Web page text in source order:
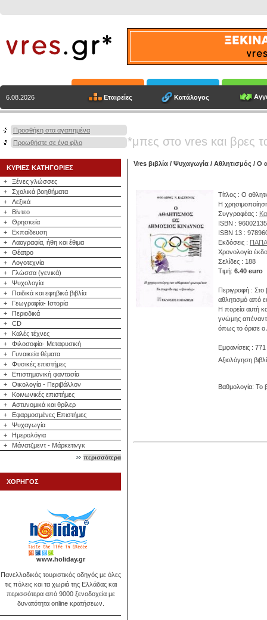
6.08.2026 Εταιρείες Κατάλογος
Προσθήκη στα αγαπημένα
Προωθήστε σε ένα φίλο
*μπες στο vres και βρες
ΚΥΡΙΕΣ ΚΑΤΗΓΟΡΙΕΣ
+
Ξένες γλώσσες
+
Σχολικά βοηθήματα
+
Λεξικά
+
Βίντεο
+
Θρησκεία
+
Εκπαίδευση
+
Λαογραφία, ήθη και έθιμα
+
Θέατρο
+
Λογοτεχνία
+
Γλώσσα (γενικά)
+
Ψυχολογία
+
Παιδικά και εφηβικά βιβλία
+
Γεωγραφία- Ιστορία
+
Περιοδικά
+
CD
+
Καλές τέχνες
+
Φιλοσοφία- Μεταφυσική
+
Γυναικεία θέματα
+
Φυσικές επιστήμες
+
Επιστημονική φαντασία
+
Οικολογία - Περιβάλλον
+
Κοινωνικές επιστήμες
+
Αστυνομικά και θρίλερ
+
Εφαρμοσμένες Επιστήμες
+
Ψυχαγωγία
+
Ημερολόγια
+
Μάνατζμεντ - Μάρκετινγκ
περισσότερα
ΧΟΡΗΓΟΣ
www.holiday.gr
Πανελλαδικός τουριστικός οδηγός με όλες
τις πόλεις και τα χωριά της Ελλάδας και
περισσότερα από 9000 ξενοδοχεία με
δυνατότητα online κρατήσεων.
Vres βιβλία / Ψυχαγωγία / Αθλητισμός / Ο
Τίτλος : Ο
Η
Συγγραφέας :
ISBN :
ISBN 13 :
Εκδόσεις :
Χρονολογία
Σελίδες : 188
Τιμή: 6.40 euro
Περιγραφή : Στο
αθλητισμό από
Η πορεία αυτή
γνώμης
όπως το όρισε ο
Εμφανίσεις : 771
Αξιολόγηση
Βαθμολογία: Το